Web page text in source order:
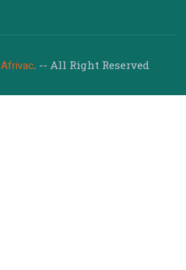
Afrivac. -- All Right Reserved